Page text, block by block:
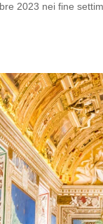
2023 nei fine